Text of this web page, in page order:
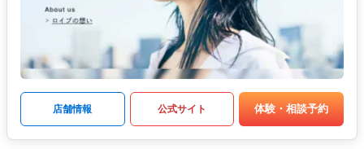
店舗情報 公式サイト 体験・相談予約